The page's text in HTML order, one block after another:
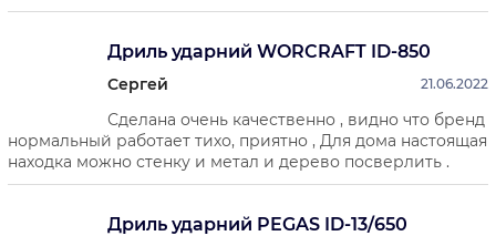
Дриль ударний WORCRAFT ID-850
Сергей 21.06.2022
Сделана очень качественно , видно что бренд
нормальный работает тихо, приятно , Для дома настоящая
находка можно стенку и метал и дерево посверлить .
Дриль ударний PEGAS ID-13/650